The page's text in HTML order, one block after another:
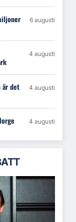
6 augusti
4 augusti
är det
4 augusti
4 augusti